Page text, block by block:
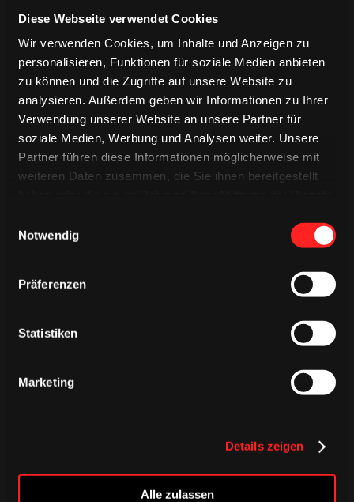
Diese Webseite verwendet Cookies
Wir verwenden Cookies, um Inhalte und Anzeigen zu
personalisieren, Funktionen für soziale Medien anbieten
zu können und die Zugriffe auf unsere Website zu
analysieren. Außerdem geben wir Informationen zu Ihrer
Verwendung unserer Website an unsere Partner für
soziale Medien, Werbung und Analysen weiter. Unsere
Partner führen diese Informationen möglicherweise mit
weiteren Daten zusammen, die Sie ihnen bereitgestellt
Notwendig
Präferenzen
Statistiken
Marketing
Details zeigen
Alle zulassen
Unterwegs mit euch! 🤍❤ Haie-Fans, wie gefällt
euch unser Dress für unsere Auswä…
06.08.2026
Verbunden auf jedem Weg – unser Auswärtstrikot
06.08.2026